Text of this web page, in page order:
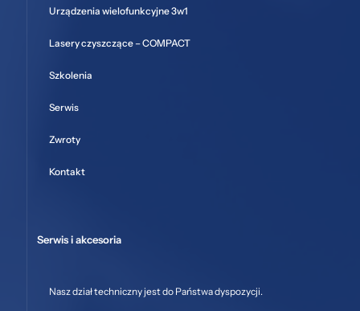
Urządzenia wielofunkcyjne 3w1
Lasery czyszczące – COMPACT
Szkolenia
Serwis
Zwroty
Kontakt
Serwis i akcesoria
Nasz dział techniczny jest do Państwa dyspozycji.